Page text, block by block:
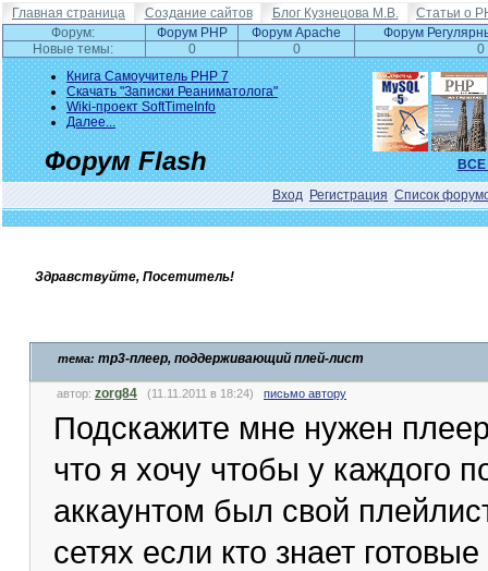
Главная страница Создание сайтов Блог Кузнецова М.В.
Статьи о
Форум:
Форум PHP Форум Apache
Форум
Новые темы:
0 0
0
Книга Самоучитель PHP 7
Скачать "Записки Реаниматолога"
Wiki-проект SoftTimeInfo
Далее...
ВСЕ
Форум Flash
Вход Регистрация Список
Здравствуйте, Посетитель!
тема: mp3-плеер, поддерживающий плей-лист
автор: zorg84 (11.11.2011 в 18:24) письмо автору
Подскажите мне нужен
что я хочу чтобы у каждого
аккаунтом был свой
сетях если кто знает